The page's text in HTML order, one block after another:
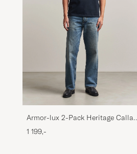
Armor-lux 2-Pack Heritage Callac
T-Shirt Rich Navy
1 199,-